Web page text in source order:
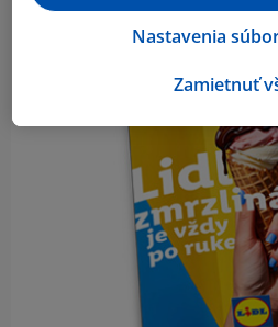
Zamietnuť
Nastavenia